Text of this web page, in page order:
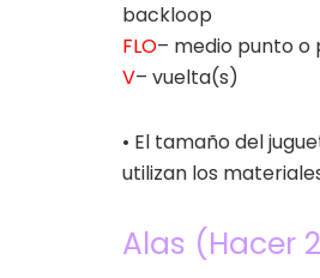
backloop
FLO– medio punto
V– vuelta(s)
• El tamaño del
utilizan los
Alas (Hacer